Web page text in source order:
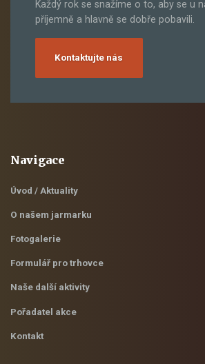
Každý rok se snažíme o to, aby se u
příjemně a hlavně se dobře pobavili.
Kontaktujte nás
Navigace
Úvod / Aktuality
O našem jarmarku
Fotogalerie
Formulář pro trhovce
Naše další aktivity
Pořadatel akce
Kontakt